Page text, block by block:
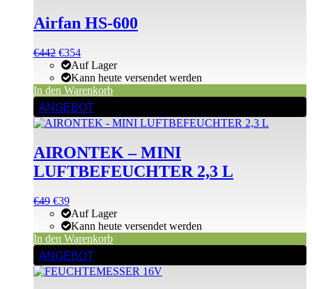
Airfan HS-600
Ursprünglicher
Preis
war:
€442
€442Aktueller
Preis
ist:
€442.
€354
Auf Lager
Kann heute versendet werden
In den Warenkorb
ANGEBOT
AIRONTEK – MINI
LUFTBEFEUCHTER 2,3 L
Ursprünglicher
Preis
war:
€49
€49Aktueller
Preis
ist:
€49.
€39
Auf Lager
Kann heute versendet werden
In den Warenkorb
ANGEBOT